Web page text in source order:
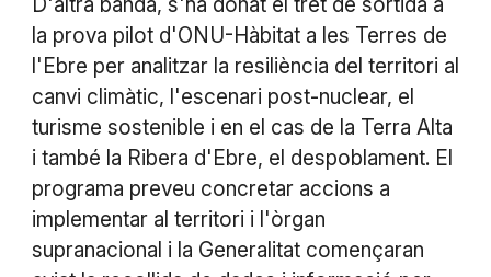
la prova pilot d'ONU-Hàbitat a les Terres de
l'Ebre per analitzar la resiliència del territori al
canvi climàtic, l'escenari post-nuclear, el
turisme sostenible i en el cas de la Terra Alta
i també la Ribera d'Ebre, el despoblament. El
programa preveu concretar accions a
implementar al territori i l'òrgan
supranacional i la Generalitat començaran